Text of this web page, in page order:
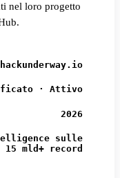
nel loro progetto
hackunderway.io
· Attivo
2026
sulle
mld+ record